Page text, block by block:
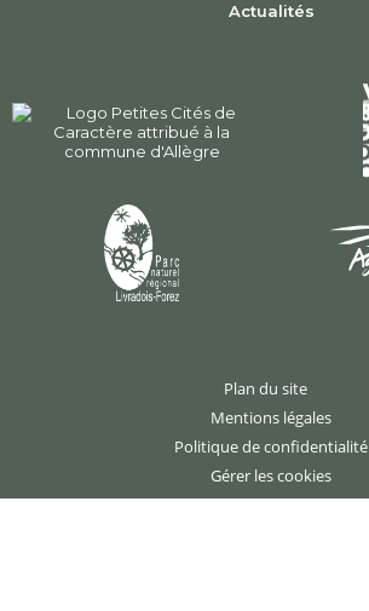
Actualités
Plan du site
Mentions légales
Politique de confidentialité
Gérer les cookies